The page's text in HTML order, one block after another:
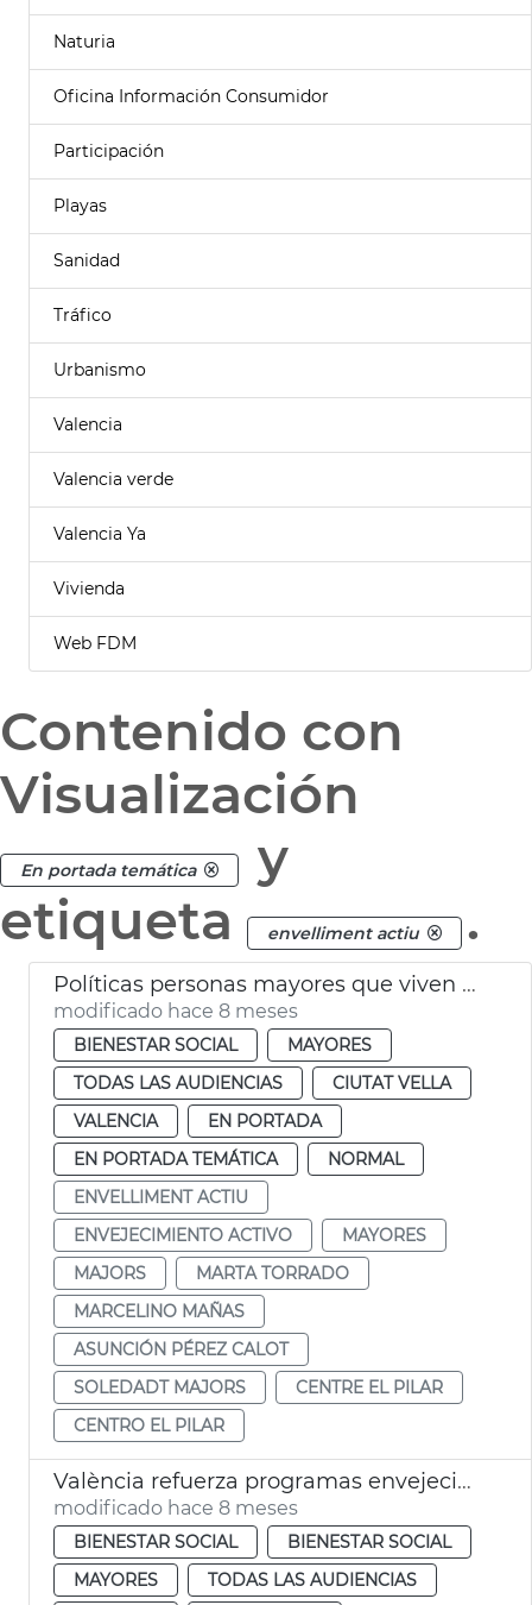
Naturia
Oficina Información Consumidor
Participación
Playas
Sanidad
Tráfico
Urbanismo
Valencia
Valencia verde
Valencia Ya
Vivienda
Web FDM
Contenido con
Visualización
En portada temática
y
etiqueta
envelliment actiu .
Políticas personas mayores que viven a solas València
modificado hace 8 meses
BIENESTAR SOCIAL
MAYORES
TODAS LAS AUDIENCIAS
CIUTAT VELLA
VALENCIA
EN PORTADA
EN PORTADA TEMÁTICA
NORMAL
ENVELLIMENT ACTIU
ENVEJECIMIENTO ACTIVO
MAYORES
MAJORS
MARTA TORRADO
MARCELINO MAÑAS
ASUNCIÓN PÉREZ CALOT
SOLEDADT MAJORS
CENTRE EL PILAR
CENTRO EL PILAR
València refuerza programas envejecimiento activo
modificado hace 8 meses
BIENESTAR SOCIAL
BIENESTAR SOCIAL
MAYORES
TODAS LAS AUDIENCIAS